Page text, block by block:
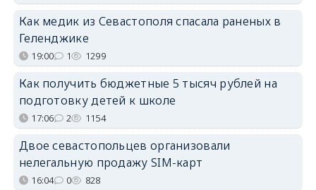
Как медик из Севастополя спасала раненых в
Геленджике
19:00 1 1299
Как получить бюджетные 5 тысяч рублей на
подготовку детей к школе
17:06 2 1154
Двое севастопольцев организовали
нелегальную продажу SIM-карт
16:04 0 828